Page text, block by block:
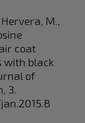
M.,
coat
with black
of
3.